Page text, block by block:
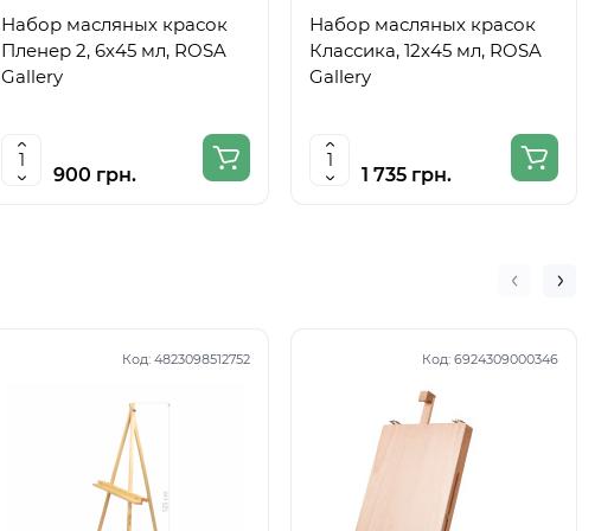
Набор масляных красок
Пленер 2, 6х45 мл, ROSA
Gallery
900 грн.
Набор масляных красок
Классика, 12х45 мл, ROSA
Gallery
1 735 грн.
Код: 4823098512752 Код: 6924309000346